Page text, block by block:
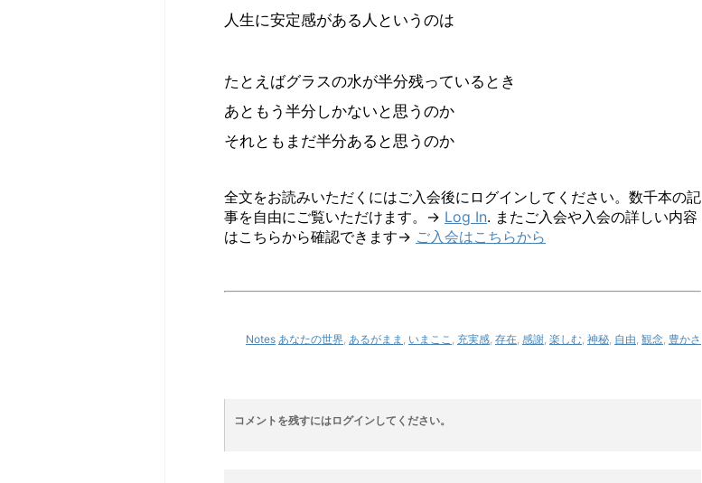
人生に安定感がある人というのは
たとえばグラスの水が半分残っているとき
あともう半分しかないと思うのか
それともまだ半分あると思うのか
全文をお読みいただくにはご入会後にログインしてください。数千本の記
事を自由にご覧いただけます。→ Log In. またご入会や入会の詳しい内容
はこちらから確認できます→ ご入会はこちらから
Notes あなたの世界 あるがまま いまここ 充実感 存在 感謝 楽しむ 神秘 自由 観念 豊かさ
コメントを残すにはログインしてください。